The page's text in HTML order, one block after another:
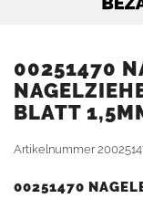
00251470
BLATT
Artikelnummer
00251470